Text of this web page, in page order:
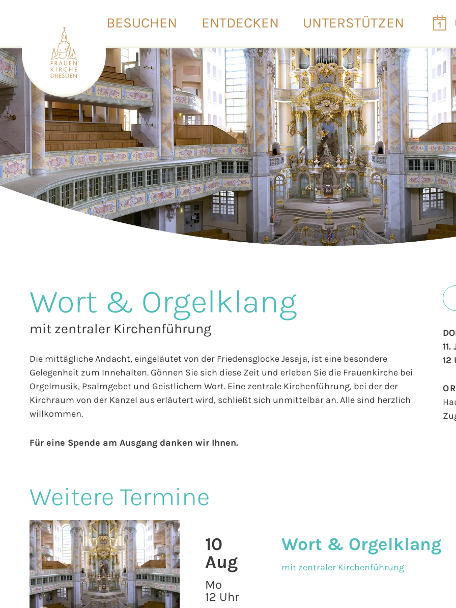
BESUCHEN ENTDECKEN UNTERSTÜTZEN
Wort & Orgelklang
mit zentraler Kirchenführung
Die mittägliche Andacht, eingeläutet von der Friedensglocke Jesaja, ist eine besondere
Gelegenheit zum Innehalten. Gönnen Sie sich diese Zeit und erleben Sie die Frauenkirche bei
Orgelmusik, Psalmgebet und Geistlichem Wort. Eine zentrale Kirchenführung, bei der der
Kirchraum von der Kanzel aus erläutert wird, schließt sich unmittelbar an. Alle sind herzlich
willkommen.
Für eine Spende am Ausgang danken wir Ihnen.
12
Weitere Termine
10
Aug
Mo
12 Uhr
Wort & Orgelklang
mit zentraler Kirchenführung